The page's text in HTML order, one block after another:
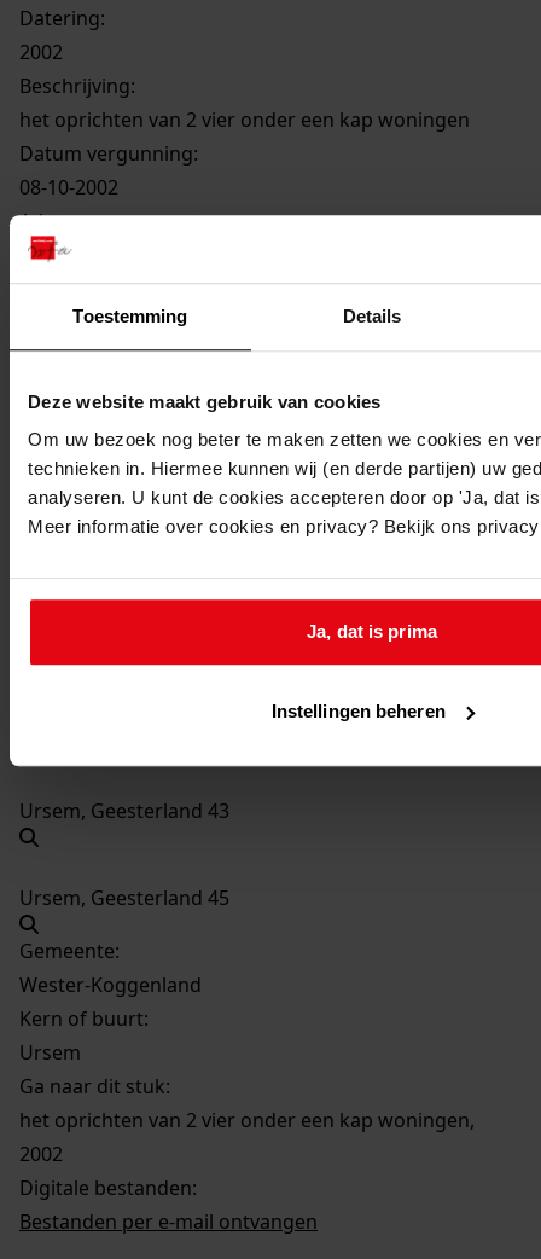
Toestemming Details
Deze website maakt gebruik van cookies
Om uw bezoek nog beter te maken zetten we cookies en
technieken in. Hiermee kunnen wij (en derde partijen) uw
analyseren. U kunt de cookies accepteren door op 'Ja, dat
Meer informatie over cookies en privacy? Bekijk ons
Ja, dat is prima
Instellingen beheren
Datering:
2002
Beschrijving:
het oprichten van 2 vier onder een kap woningen
Datum vergunning:
08-10-2002
Adres:
Ursem, Geesterland 31
Ursem, Geesterland 35
Ursem, Geesterland 43
Ursem, Geesterland 45
Gemeente:
Wester-Koggenland
Kern of buurt:
Ursem
Ga naar dit stuk:
het oprichten van 2 vier onder een kap woningen,
2002
Digitale bestanden:
Bestanden per e-mail ontvangen